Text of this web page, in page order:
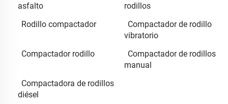
asfalto
rodillos
Rodillo compactador
Compactador de rodillo
vibratorio
Compactador rodillo
Compactador de rodillos
manual
Compactadora de rodillos
diésel